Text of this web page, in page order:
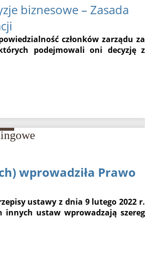
biznesowe – Zasada
członków zarządu za
podejmowali oni decyzję z
wprowadziła Prawo
ustawy z dnia 9 lutego 2022 r.
innych ustaw wprowadzają szereg